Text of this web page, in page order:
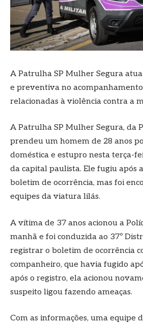
A Patrulha SP Mulher Segura
e preventiva no
relacionadas à violência contra a
A Patrulha SP Mulher Segura, da
prendeu um homem de 28 anos
doméstica e estupro nesta terça-
da capital paulista. Ele fugiu após
boletim de ocorrência, mas foi
equipes da viatura lilás.
A vítima de 37 anos acionou a
manhã e foi conduzida ao 37º
registrar o boletim de ocorrência
companheiro, que havia fugido
após o registro, ela acionou
suspeito ligou fazendo ameaças.
Com as informações, uma equipe